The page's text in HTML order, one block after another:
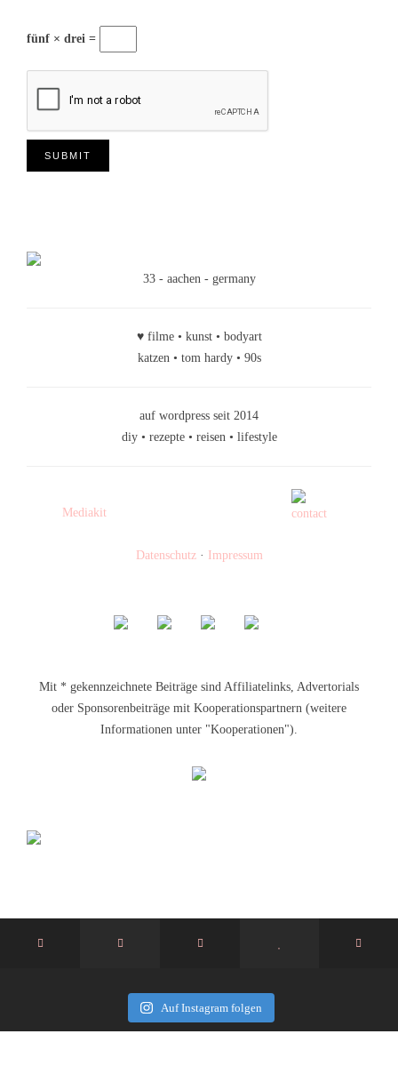
fünf × drei =
33 - aachen - germany
♥ filme • kunst • bodyart
katzen • tom hardy • 90s
auf wordpress seit 2014
diy • rezepte • reisen • lifestyle
Mediakit
Datenschutz· Impressum
Mit * gekennzeichnete Beiträge sind Affiliatelinks, Advertorials
oder Sponsorenbeiträge mit Kooperationspartnern (weitere
Informationen unter "Kooperationen").
Auf Instagram folgen